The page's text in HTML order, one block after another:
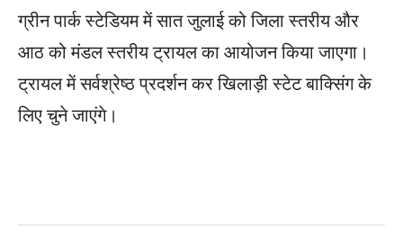
ग्रीन पार्क स्टेडियम में सात जुलाई को जिला स्तरीय और
आठ को मंडल स्तरीय ट्रायल का आयोजन किया जाएगा।
ट्रायल में सर्वश्रेष्ठ प्रदर्शन कर खिलाड़ी स्टेट बाक्सिंग के
लिए चुने जाएंगे।